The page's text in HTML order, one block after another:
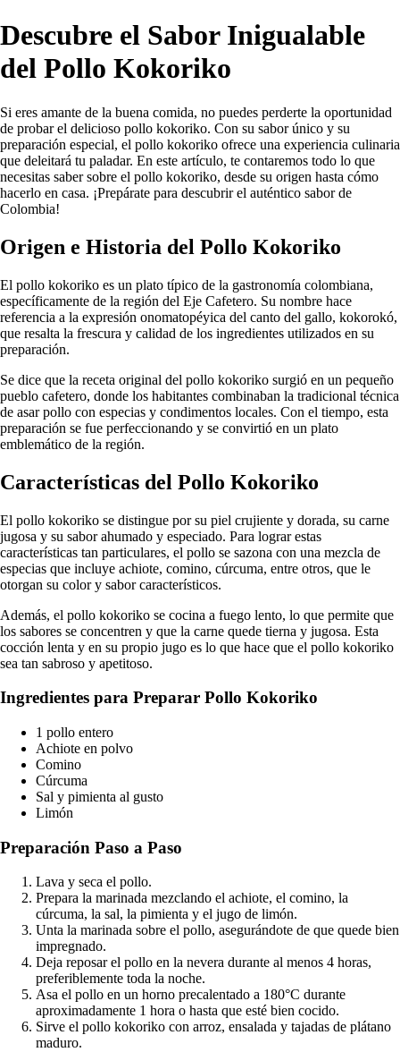
Descubre el Sabor Inigualable
del Pollo Kokoriko
Si eres amante de la buena comida, no puedes perderte la oportunidad
de probar el delicioso pollo kokoriko. Con su sabor único y su
preparación especial, el pollo kokoriko ofrece una experiencia culinaria
que deleitará tu paladar. En este artículo, te contaremos todo lo que
necesitas saber sobre el pollo kokoriko, desde su origen hasta cómo
hacerlo en casa. ¡Prepárate para descubrir el auténtico sabor de
Colombia!
Origen e Historia del Pollo Kokoriko
El pollo kokoriko es un plato típico de la gastronomía colombiana,
específicamente de la región del Eje Cafetero. Su nombre hace
referencia a la expresión onomatopéyica del canto del gallo, kokorokó,
que resalta la frescura y calidad de los ingredientes utilizados en su
preparación.
Se dice que la receta original del pollo kokoriko surgió en un pequeño
pueblo cafetero, donde los habitantes combinaban la tradicional técnica
de asar pollo con especias y condimentos locales. Con el tiempo, esta
preparación se fue perfeccionando y se convirtió en un plato
emblemático de la región.
Características del Pollo Kokoriko
El pollo kokoriko se distingue por su piel crujiente y dorada, su carne
jugosa y su sabor ahumado y especiado. Para lograr estas
características tan particulares, el pollo se sazona con una mezcla de
especias que incluye achiote, comino, cúrcuma, entre otros, que le
otorgan su color y sabor característicos.
Además, el pollo kokoriko se cocina a fuego lento, lo que permite que
los sabores se concentren y que la carne quede tierna y jugosa. Esta
cocción lenta y en su propio jugo es lo que hace que el pollo kokoriko
sea tan sabroso y apetitoso.
Ingredientes para Preparar Pollo Kokoriko
1 pollo entero
Achiote en polvo
Comino
Cúrcuma
Sal y pimienta al gusto
Limón
Preparación Paso a Paso
Lava y seca el pollo.
Prepara la marinada mezclando el achiote, el comino, la
cúrcuma, la sal, la pimienta y el jugo de limón.
Unta la marinada sobre el pollo, asegurándote de que quede bien
impregnado.
Deja reposar el pollo en la nevera durante al menos 4 horas,
preferiblemente toda la noche.
Asa el pollo en un horno precalentado a 180°C durante
aproximadamente 1 hora o hasta que esté bien cocido.
Sirve el pollo kokoriko con arroz, ensalada y tajadas de plátano
maduro.